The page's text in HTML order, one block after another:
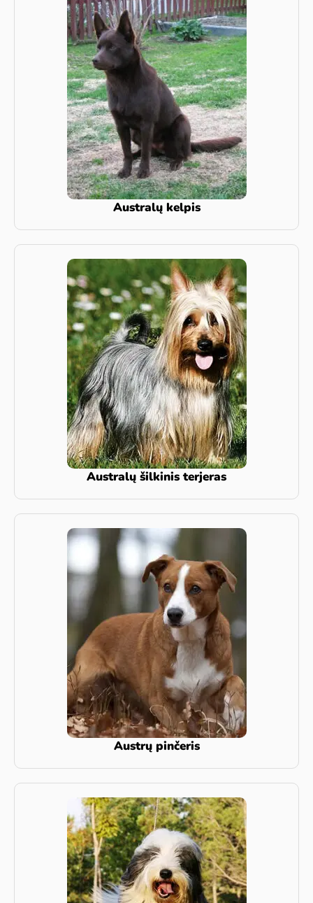
Australų kelpis
Australų šilkinis terjeras
Austrų pinčeris